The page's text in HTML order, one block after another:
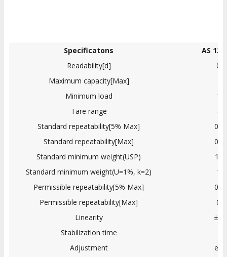
Specificatons
AS
Readability[d]
Maximum capacity[Max]
Minimum load
Tare range
-
Standard repeatability[5% Max]
Standard repeatability[Max]
Standard minimum weight(USP)
Standard minimum weight(U=1%, k=2)
Permissible repeatability[5% Max]
Permissible repeatability[Max]
Linearity
Stabilization time
Adjustment